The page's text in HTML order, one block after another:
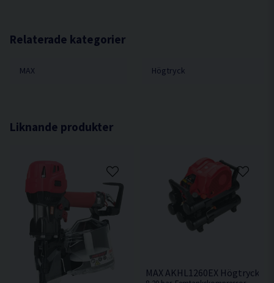
Relaterade kategorier
MAX Högtryck
Liknande produkter
MAX AKHL1260EX